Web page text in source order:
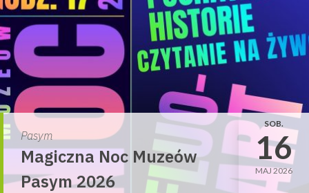
Pasym
Magiczna Noc Muzeów
Pasym 2026
SOB.
16
MAJ 2026